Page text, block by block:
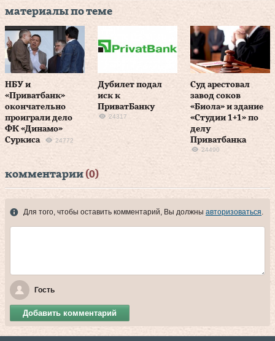
материалы по теме
НБУ и
«Приватбанк»
окончательно
проиграли дело
ФК «Динамо»
Суркиса
24772
Дубилет подал
иск к
ПриватБанку
24317
Суд арестовал
завод соков
«Биола» и здание
«Студии 1+1» по
делу
Приватбанка
24490
комментарии (0)
Для того, чтобы оставить комментарий, Вы должны авторизоваться.
Гость
Добавить комментарий